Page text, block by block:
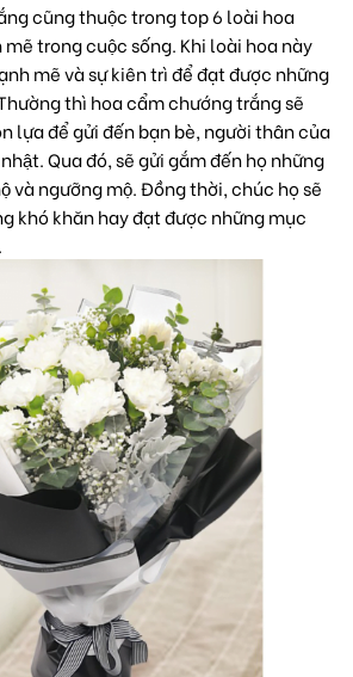
cũng thuộc trong top 6 loài hoa
trong cuộc sống. Khi loài hoa này
mẽ và sự kiên trì để đạt được những
thì hoa cẩm chướng trắng sẽ
lựa để gửi đến bạn bè, người thân của
Qua đó, sẽ gửi gắm đến họ những
và ngưỡng mộ. Đồng thời, chúc họ sẽ
khó khăn hay đạt được những mục